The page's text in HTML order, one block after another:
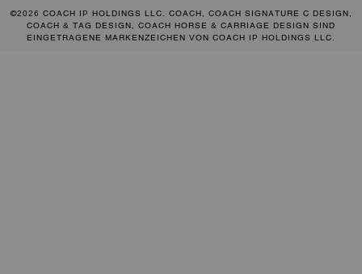
©2026 COACH IP HOLDINGS LLC. COACH, COACH SIGNATURE C DESIGN,
COACH & TAG DESIGN, COACH HORSE & CARRIAGE DESIGN SIND
EINGETRAGENE MARKENZEICHEN VON COACH IP HOLDINGS LLC.